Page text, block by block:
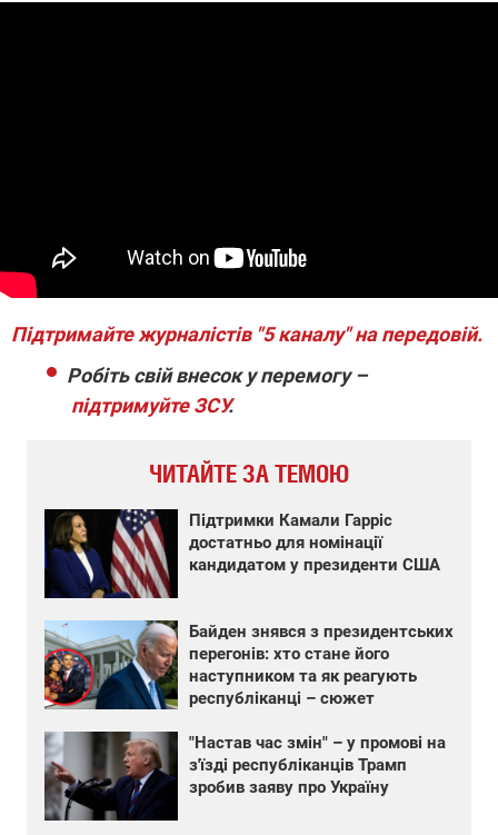
Підтримайте журналістів "5 каналу" на передовій.
Робіть свій внесок у перемогу –
підтримуйте ЗСУ.
ЧИТАЙТЕ ЗА ТЕМОЮ
Підтримки Камали Гарріс
достатньо для номінації
кандидатом у президенти США
Байден знявся з президентських
перегонів: хто стане його
наступником та як реагують
республіканці – сюжет
"Настав час змін" – у промові на
з'їзді республіканців Трамп
зробив заяву про Україну